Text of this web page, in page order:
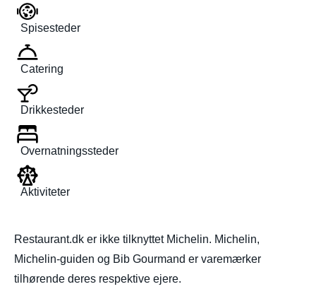
Spisesteder
Catering
Drikkesteder
Overnatningssteder
Aktiviteter
Restaurant.dk er ikke tilknyttet Michelin. Michelin,
Michelin-guiden og Bib Gourmand er varemærker
tilhørende deres respektive ejere.